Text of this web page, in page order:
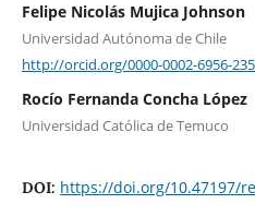
Felipe Nicolás Mujica Johnson
Universidad Autónoma de Chile
http://orcid.org/0000-0002-6956-
Rocío Fernanda Concha López
Universidad Católica de Temuco
DOI: https://doi.org/10.47197/